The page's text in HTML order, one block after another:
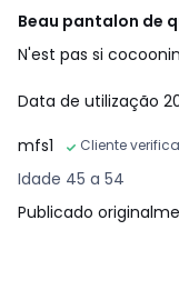
Beau pantalon de
N'est pas si
Data de utilização
mfs1
Cliente
Idade 45 a 54
Publicado